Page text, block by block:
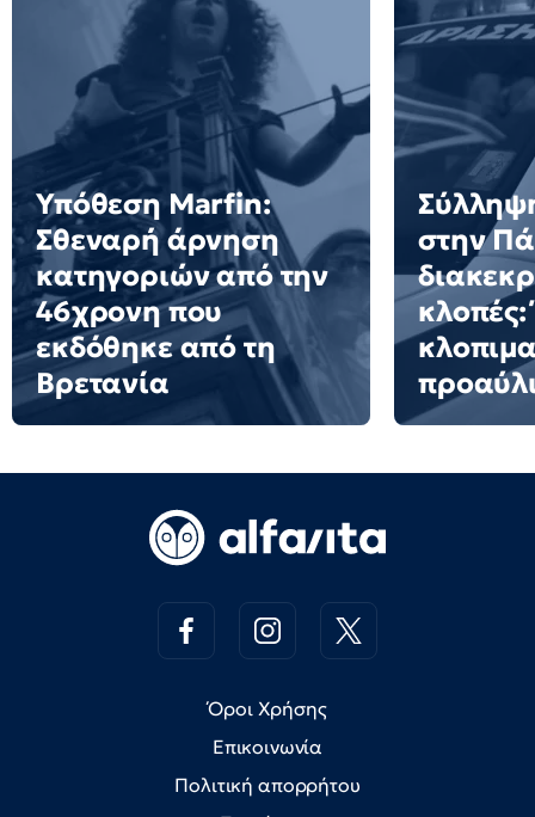
Υπόθεση Marfin:
Σθεναρή άρνηση
κατηγοριών από την
46χρονη που
εκδόθηκε από τη
Βρετανία
στην
Όροι Χρήσης
Επικοινωνία
Πολιτική απορρήτου